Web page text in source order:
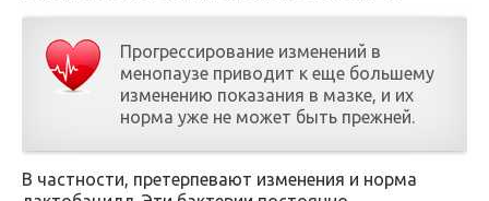
Прогрессирование изменений в
менопаузе приводит к еще большему
изменению показания в мазке, и их
норма уже не может быть прежней.
В частности, претерпевают изменения и норма